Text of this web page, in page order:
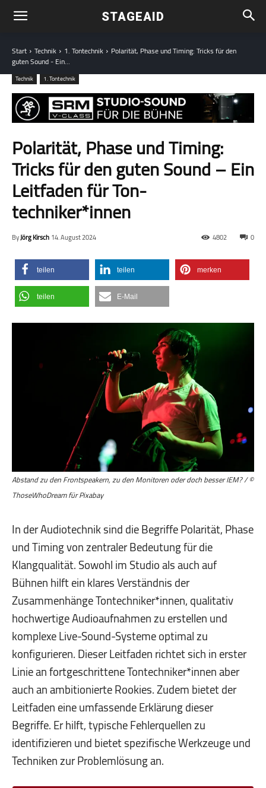
STAGEAID
Start Technik 1. Tontechnik Polarität, Phase und Timing: Tricks für den
guten Sound - Ein...
Technik 1. Tontechnik
Polarität, Phase und Timing:
Tricks für den guten Sound – Ein
Leitfaden für Ton­
techniker*innen
ByJörg Kirsch 14. August 2024 0
4802
teilen teilen merken
teilen E-Mail
Abstand zu den Frontspeakern, zu den Monitoren oder doch besser IEM? / ©
ThoseWhoDream für Pixabay
In der Audiotechnik sind die Begriffe Polarität, Phase
und Timing von zentraler Bedeutung für die
Klangqualität. Sowohl im Studio als auch auf
Bühnen hilft ein klares Verständnis der
Zusammenhänge Tontechniker*innen, qualitativ
hochwertige Audioaufnahmen zu erstellen und
komplexe Live-Sound-Systeme optimal zu
konfigurieren. Dieser Leitfaden richtet sich in erster
Linie an fortgeschrittene Tontechniker*innen aber
auch an ambitionierte Rookies. Zudem bietet der
Leitfaden eine umfassende Erklärung dieser
Begriffe. Er hilft, typische Fehlerquellen zu
identifizieren und bietet spezifische Werkzeuge und
Techniken zur Problemlösung an.